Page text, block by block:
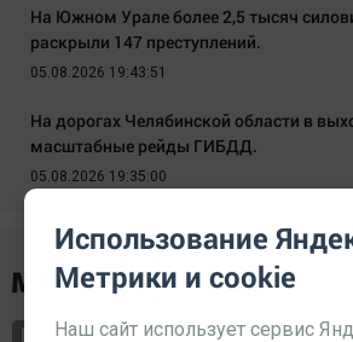
На Южном Урале более 2,5 тысяч
раскрыли 147 преступлений.
05.08.2026 19:43:51
На дорогах Челябинской области в
масштабные рейды ГИБДД.
05.08.2026 19:35:00
Использование
Метрики и cookie
Наш сайт использует сервис